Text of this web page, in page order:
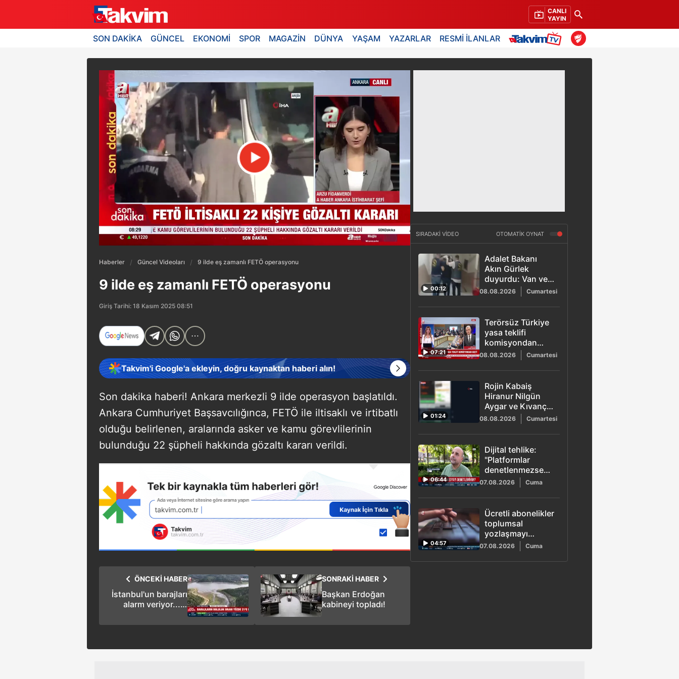
CANLI
YAYIN
SON DAKİKA GÜNCEL EKONOMİ SPOR MAGAZİN DÜNYA YAŞAM YAZARLAR RESMİ İLANLAR
Haberler Güncel Videoları 9 ilde eş zamanlı FETÖ operasyonu
9 ilde eş zamanlı FETÖ operasyonu
Giriş Tarihi: 18 Kasım 2025 08:51
Takvim'i Google'a ekleyin, doğru kaynaktan haberi alın!
Son dakika haberi! Ankara merkezli 9 ilde operasyon başlatıldı.
Ankara Cumhuriyet Başsavcılığınca, FETÖ ile iltisaklı ve irtibatlı
olduğu belirlenen, aralarında asker ve kamu görevlilerinin
bulunduğu 22 şüpheli hakkında gözaltı kararı verildi.
SONRAKİ HABER
Başkan Erdoğan
kabineyi topladı!
ÖNCEKİ HABER
İstanbul'un barajları
alarm veriyor... 2
SIRADAKİ VİDEO OTOMATİK OYNAT
00:12
Adalet Bakanı
Akın Gürlek
duyurdu: Van ve
Afyonkarahisar'da
ki şüpheli ölümler
aydınlatıldı
08.08.2026 Cumartesi
07:21
Terörsüz Türkiye
yasa teklifi
komisyondan
geçti
08.08.2026 Cumartesi
01:24
Rojin Kabaiş
Hiranur Nilgün
Aygar ve Kıvanç
Uman'ın ailelerini
hedef alan siber
zorbalara
operasyon
08.08.2026 Cumartesi
06:44
Dijital tehlike:
"Platformlar
denetlenmezse
aile yapısı ve
toplum bozulur"
07.08.2026 Cuma
04:57
Ücretli abonelikler
toplumsal
yozlaşmayı
tetikliyor!
07.08.2026 Cuma